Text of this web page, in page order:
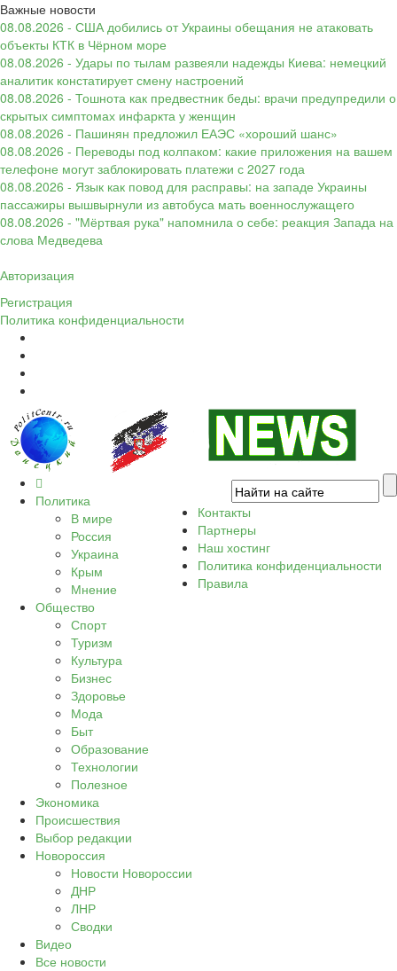
Важные новости
08.08.2026 - США добились от Украины обещания не атаковать
объекты КТК в Чёрном море
08.08.2026 - Удары по тылам развеяли надежды Киева: немецкий
аналитик констатирует смену настроений
08.08.2026 - Тошнота как предвестник беды: врачи предупредили о
скрытых симптомах инфаркта у женщин
08.08.2026 - Пашинян предложил ЕАЭС «хороший шанс»
08.08.2026 - Переводы под колпаком: какие приложения на вашем
телефоне могут заблокировать платежи с 2027 года
08.08.2026 - Язык как повод для расправы: на западе Украины
пассажиры вышвырнули из автобуса мать военнослужащего
08.08.2026 - "Мёртвая рука" напомнила о себе: реакция Запада на
слова Медведева
Авторизация
Регистрация
Политика конфиденциальности
Политика
В мире
Россия
Украина
Крым
Мнение
Общество
Спорт
Туризм
Культура
Бизнес
Здоровье
Мода
Быт
Образование
Технологии
Полезное
Экономика
Происшествия
Выбор редакции
Новороссия
Новости Новороссии
ДНР
ЛНР
Сводки
Видео
Все новости
Контакты
Партнеры
Наш хостинг
Политика конфиденциальности
Правила